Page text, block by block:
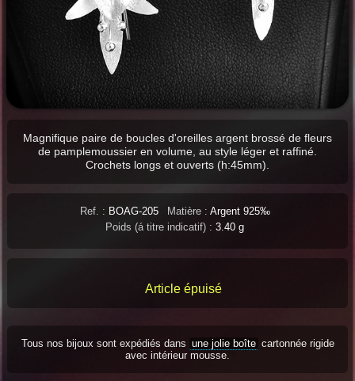
Magnifique paire de boucles d'oreilles argent brossé de fleurs
de pamplemoussier en volume, au style léger et raffiné.
Crochets longs et ouverts (h:45mm).
Ref. : BOAG-205 Matière : Argent 925‰
Poids (á titre indicatif) : 3.40 g
Article épuisé
Tous nos bijoux sont expédiés dans une jolie boîte cartonnée rigide
avec intérieur mousse.